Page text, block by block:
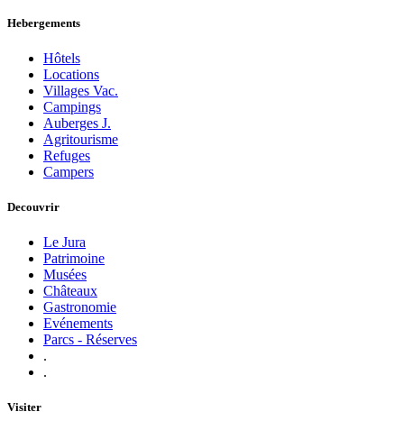
Hebergements
Hôtels
Locations
Villages Vac.
Campings
Auberges J.
Agritourisme
Refuges
Campers
Decouvrir
Le Jura
Patrimoine
Musées
Châteaux
Gastronomie
Evénements
Parcs - Réserves
.
.
Visiter